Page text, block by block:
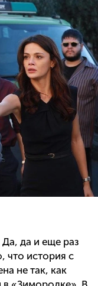
да и еще раз
что история с
не так, как